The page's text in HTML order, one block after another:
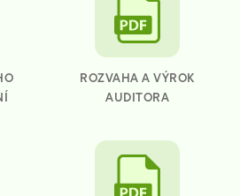
ROZVAHA A VÝROK
AUDITORA